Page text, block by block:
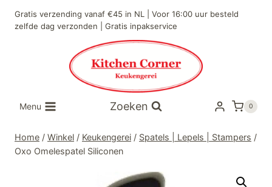
naar
Gratis verzending vanaf €45 in NL | Voor 16:00 uur besteld
zelfde dag verzonden | Gratis inpakservice
Menu Zoeken 0
Home / Winkel / Keukengerei / Spatels | Lepels | Stampers /
Oxo Omelespatel Siliconen